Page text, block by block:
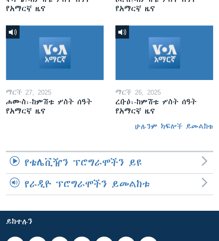
የአማርኛ ዜና
የአማርኛ ዜና
ማርች 27, 2025
ሐሙስ፡-ከምሽቱ ሦስት ሰዓት
የአማርኛ ዜና
ማርች 26, 2025
ረቡዕ፡-ከምሽቱ ሦስት ሰዓት
የአማርኛ ዜና
ሁሉንም ክፍሎች ይመልከቱ
የቴሌቪዥን ፕሮግራሞችን ይዩ
የራዲዮ ፕሮግራሞችን ይመልከቱ
ይከተሉን